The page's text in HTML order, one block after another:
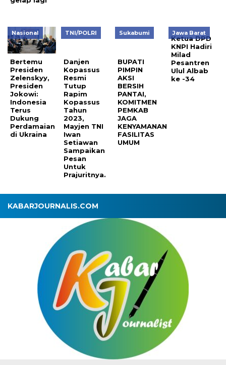
Nasional
Bertemu
Presiden
Zelenskyy,
Presiden
Jokowi:
Indonesia
Terus
Dukung
Perdamaian
di Ukraina
TNI/POLRI
Danjen
Kopassus
Resmi
Tutup
Rapim
Kopassus
Tahun
2023,
Mayjen TNI
Iwan
Setiawan
Sampaikan
Pesan
Untuk
Prajuritnya.
Sukabumi
BUPATI
PIMPIN
AKSI
BERSIH
PANTAI,
KOMITMEN
PEMKAB
JAGA
KENYAMANAN
FASILITAS
UMUM
Jawa Barat
Ketua DPD
KNPI Hadiri
Milad
Pesantren
Ulul Albab
ke -34
KABARJOURNALIS.COM